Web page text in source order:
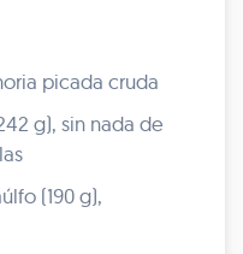
picada cruda
g), sin nada de
(190 g),